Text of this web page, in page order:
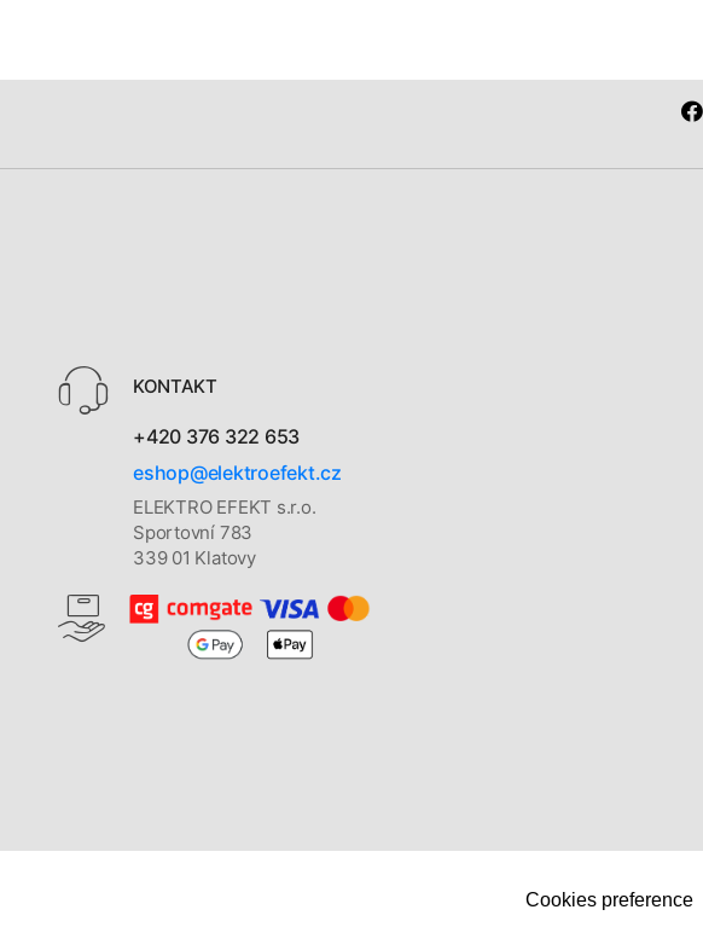
KONTAKT
+420 376 322 653
eshop@elektroefekt.cz
ELEKTRO EFEKT s.r.o.
Sportovní 783
339 01 Klatovy
Cookies preference